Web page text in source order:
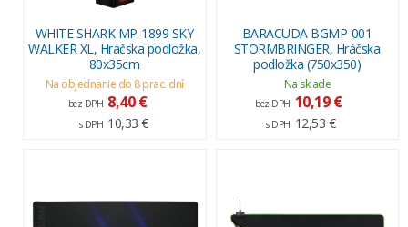
WHITE SHARK MP-1899 SKY
WALKER XL, Hráčska podložka,
80x35cm
Na objednanie do 8 prac. dní
bez DPH 8,40 €
s DPH 10,33 €
BARACUDA BGMP-001
STORMBRINGER, Hráčska
podložka (750x350)
Na sklade
bez DPH 10,19 €
s DPH 12,53 €